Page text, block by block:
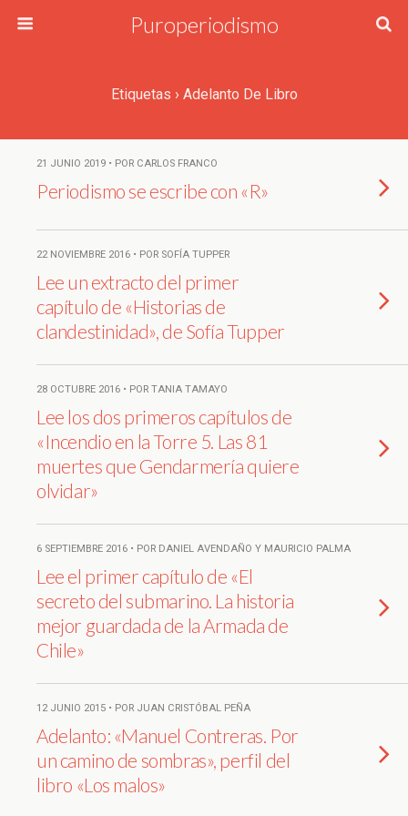
Puroperiodismo
Etiquetas › Adelanto De Libro
21 JUNIO 2019 • POR CARLOS FRANCO
Periodismo se escribe con «R»
22 NOVIEMBRE 2016 • POR SOFÍA TUPPER
Lee un extracto del primer
capítulo de «Historias de
clandestinidad», de Sofía Tupper
28 OCTUBRE 2016 • POR TANIA TAMAYO
Lee los dos primeros capítulos de
«Incendio en la Torre 5. Las 81
muertes que Gendarmería quiere
olvidar»
6 SEPTIEMBRE 2016 • POR DANIEL AVENDAÑO Y MAURICIO PALMA
Lee el primer capítulo de «El
secreto del submarino. La historia
mejor guardada de la Armada de
Chile»
12 JUNIO 2015 • POR JUAN CRISTÓBAL PEÑA
Adelanto: «Manuel Contreras. Por
un camino de sombras», perfil del
libro «Los malos»